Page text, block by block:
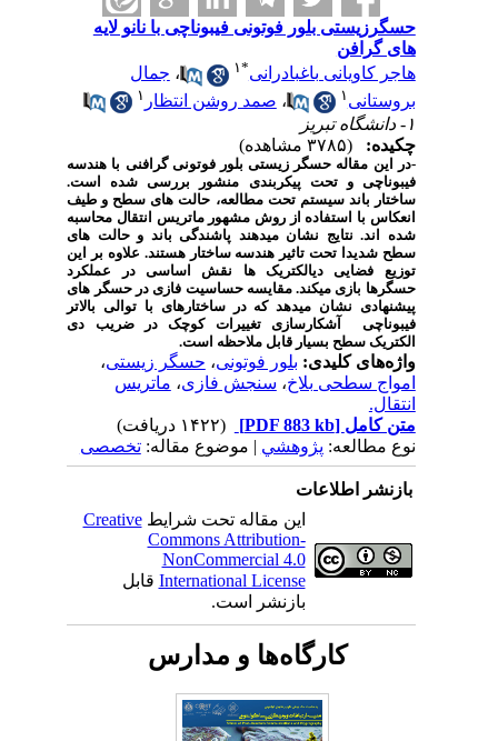
حسگرزیستی بلور فوتونی فیبوناچی با نانو لایه
های گرافن
هاجر کاویانی باغبادرانی
۱ ،جمال
بروستانی
،صمد روشن انتظار۱
چکیده:
-در این مقاله حسگر زیستی بلور فوتونی گرافنی با هندسه
فیبوناچی و تحت پیکربندی منشور بررسی شده است.
ساختار باند سیستم تحت مطالعه، حالت های سطح و طیف
انعکاس با استفاده از روش مشهور ماتریس انتقال محاسبه
شده اند. نتایج نشان می­دهند پاشندگی باند و حالت های
سطح شدیدا تحت تاثیر هندسه ساختار هستند. علاوه بر این
توزیع فضایی دی­الکتریک ها نقش اساسی در عملکرد
حسگرها بازی می­کند. مقایسه حساسیت فازی در حسگر های
پیشنهادی نشان می­دهد که در ساختارهای با توالی بالاتر
فیبوناچی آشکارسازی تغییرات کوچک در ضریب دی
الکتریک سطح بسیار قابل ملاحظه است.
واژه‌های کلیدی:بلور فوتونی،حسگر زیستی،
امواج سطحی بلاخ،سنجش فازی،ماتریس
انتقال.
متن کامل[PDF 883 kb]
نوع مطالعه:پژوهشي| موضوع مقاله:تخصصی
بازنشر اطلاعات
این مقاله تحت شرایطCreative
Commons Attribution-
NonCommercial 4.0
International Licenseقابل
بازنشر است.
کارگاه‌ها و مدارس